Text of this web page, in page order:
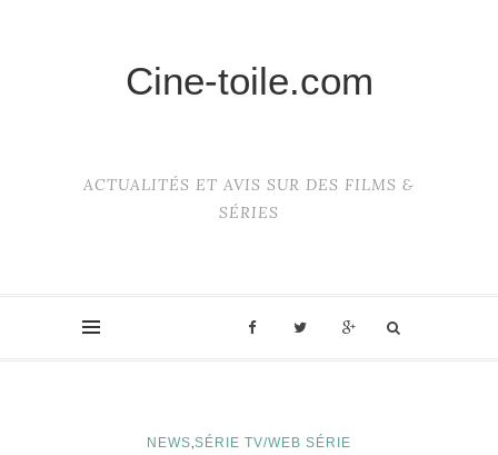
Cine-toile.com
ACTUALITÉS ET AVIS SUR DES FILMS &
SÉRIES
NEWS,SÉRIE TV/WEB SÉRIE